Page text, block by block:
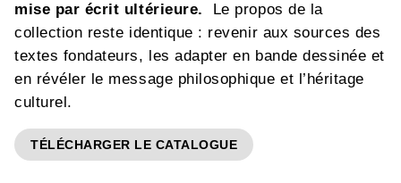
mise par écrit ultérieure. Le propos de la
collection reste identique : revenir aux sources des
textes fondateurs, les adapter en bande dessinée et
en révéler le message philosophique et l’héritage
culturel.
TÉLÉCHARGER LE CATALOGUE